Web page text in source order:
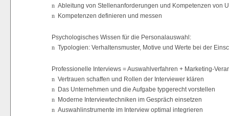
n Ableitung von Stellenanforderungen und Kompetenzen von
n Kompetenzen definieren und messen
Psychologisches Wissen für die Personalauswahl:
n Typologien: Verhaltensmuster, Motive und Werte bei der
Professionelle Interviews = Auswahlverfahren + Marketing-
n Vertrauen schaffen und Rollen der Interviewer klären
n Das Unternehmen und die Aufgabe typgerecht vorstellen
n Moderne Interviewtechniken im Gespräch einsetzen
n Auswahlinstrumente im Interview optimal integrieren